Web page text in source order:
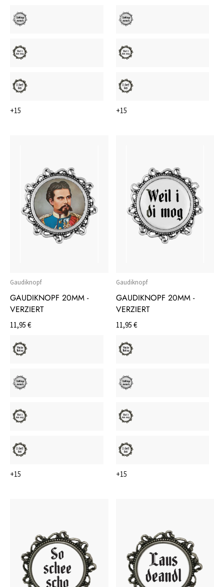
+15 +15
Gaudiknopf
GAUDIKNOPF 20MM -
VERZIERT
11,95 €
+15
Gaudiknopf
GAUDIKNOPF 20MM -
VERZIERT
11,95 €
+15